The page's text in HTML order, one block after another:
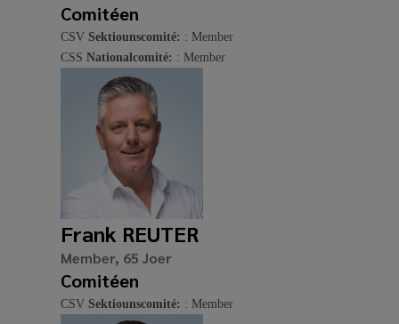
Comitéen
CSV Sektiounscomité: : Member
CSS Nationalcomité: : Member
Frank REUTER
Member, 65 Joer
Comitéen
CSV Sektiounscomité: : Member